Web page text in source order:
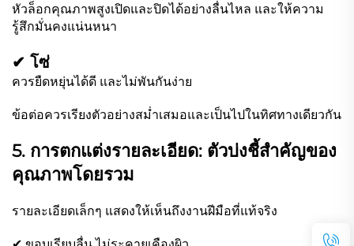
หัวล็อกคุณภาพสูงเปิดและปิดได้อย่างลื่นไหล และให้ความ
รู้สึกมั่นคงแน่นหนา
✔ โซ่
ควรยืดหยุ่นได้ดี และไม่พันกันง่าย
ข้อต่อควรเรียงตัวอย่างสม่ำเสมอและเป็นไปในทิศทางเดียวกัน
5. การตกแต่งรายละเอียด: ตัวบ่งชี้สำคัญของ
คุณภาพโดยรวม
รายละเอียดเล็กๆ แสดงให้เห็นถึงงานฝีมือที่แท้จริง